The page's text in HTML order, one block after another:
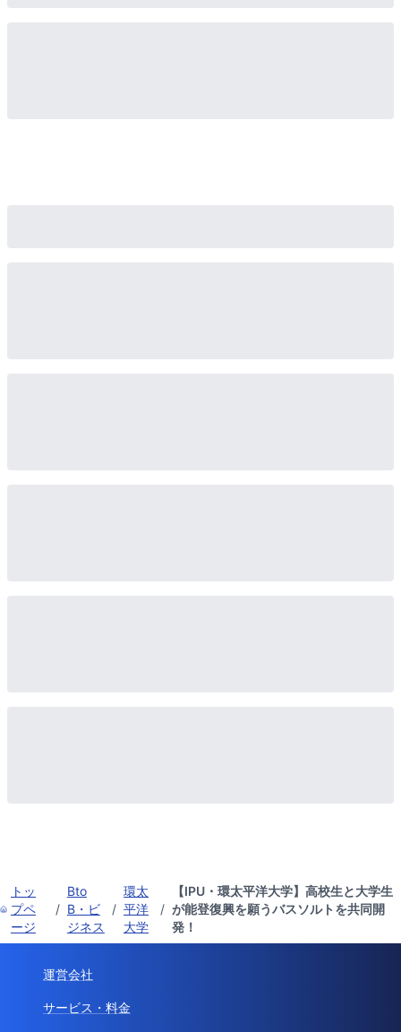
トッ
プペ
ージ
/
Bto
B・ビ
ジネス
/
環太
平洋
大学
/
【IPU・環太平洋大学】高校生と大学生
が能登復興を願うバスソルトを共同開
発！
運営会社
サービス・料金